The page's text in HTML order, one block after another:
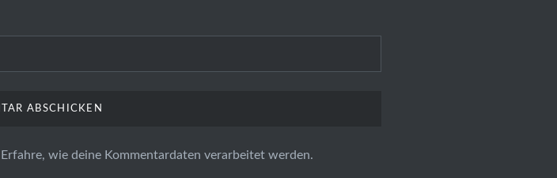
Erfahre, wie deine Kommentardaten verarbeitet werden.